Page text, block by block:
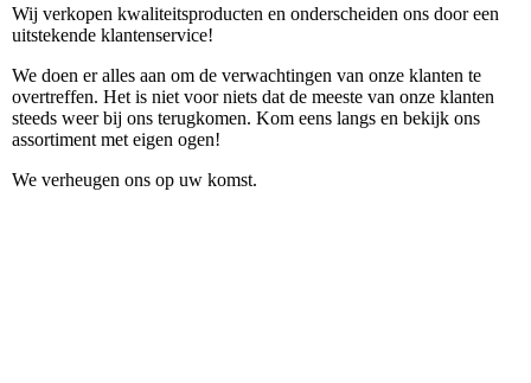
Wij verkopen kwaliteitsproducten en onderscheiden ons door een
uitstekende klantenservice!
We doen er alles aan om de verwachtingen van onze klanten te
overtreffen. Het is niet voor niets dat de meeste van onze klanten
steeds weer bij ons terugkomen. Kom eens langs en bekijk ons
assortiment met eigen ogen!
We verheugen ons op uw komst.